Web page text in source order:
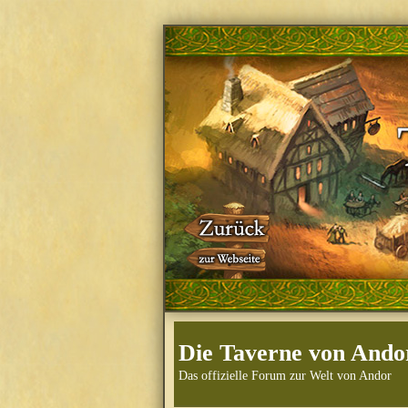
Die Taverne von
Das offizielle Forum zur Welt von Andor